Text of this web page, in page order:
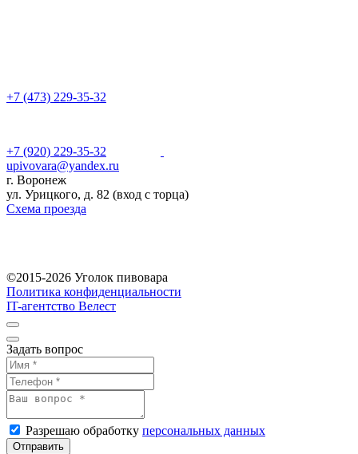
+7 (473) 229-35-32
+7 (920) 229-35-32
upivovara@yandex.ru
г. Воронеж
ул. Урицкого, д. 82 (вход с торца)
Схема проезда
©2015-2026 Уголок пивовара
Политика конфиденциальности
IT-агентство Велест
Задать вопрос
Разрешаю обработку персональных данных
Отправить